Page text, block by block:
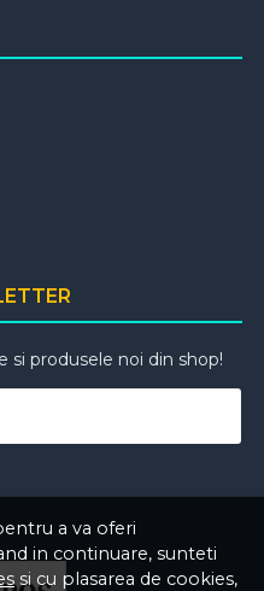
a va oferi
in continuare, sunteti
si cu plasarea de cookies,
si produsele noi din shop!